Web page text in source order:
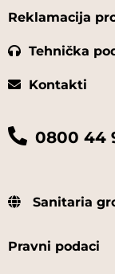
Reklamacija
Tehnička
Kontakti
0800 44
Sanitaria
Pravni podaci